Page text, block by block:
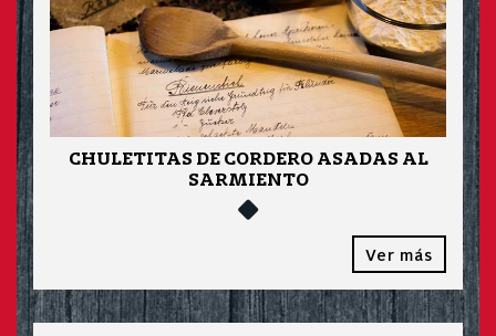
CHULETITAS DE CORDERO ASADAS AL
SARMIENTO
Ver más